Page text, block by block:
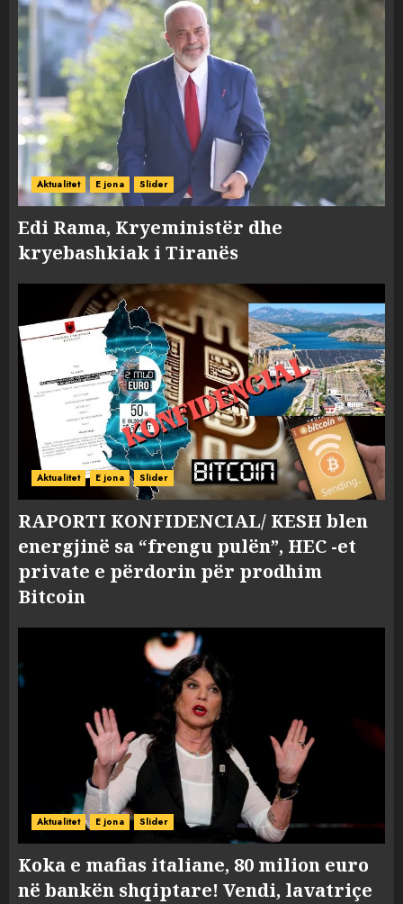
Aktualitet E jona Slider
Edi Rama, Kryeministër dhe
kryebashkiak i Tiranës
Aktualitet E jona Slider
RAPORTI KONFIDENCIAL/ KESH blen
energjinë sa “frengu pulën”, HEC -et
private e përdorin për prodhim
Bitcoin
Aktualitet E jona Slider
Koka e mafias italiane, 80 milion euro
në bankën shqiptare! Vendi, lavatriçe